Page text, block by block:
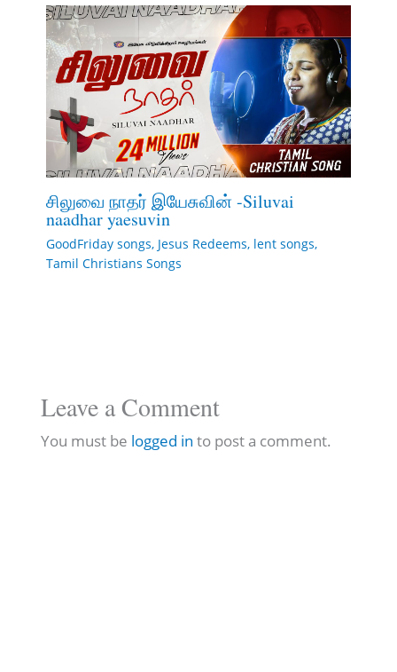
சிலுவை நாதர் இயேசுவின் -Siluvai
naadhar yaesuvin
GoodFriday songs, Jesus Redeems, lent songs,
Tamil Christians Songs
Leave a Comment
You must be logged in to post a comment.